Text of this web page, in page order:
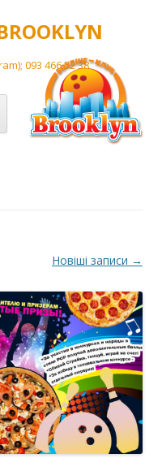
093 466 52 38
Перейти до вмісту
Новіші записи →